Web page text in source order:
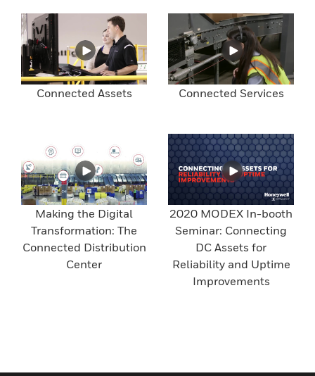
Connected Assets Connected Services
Making the Digital
Transformation: The
Connected Distribution
Center
2020 MODEX In-booth
Seminar: Connecting
DC Assets for
Reliability and Uptime
Improvements